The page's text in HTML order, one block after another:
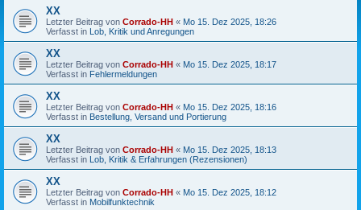
XX
Letzter Beitrag von Corrado-HH « Mo 15. Dez 2025, 18:26
Verfasst in Lob, Kritik und Anregungen
XX
Letzter Beitrag von Corrado-HH « Mo 15. Dez 2025, 18:17
Verfasst in Fehlermeldungen
XX
Letzter Beitrag von Corrado-HH « Mo 15. Dez 2025, 18:16
Verfasst in Bestellung, Versand und Portierung
XX
Letzter Beitrag von Corrado-HH « Mo 15. Dez 2025, 18:13
Verfasst in Lob, Kritik & Erfahrungen (Rezensionen)
XX
Letzter Beitrag von Corrado-HH « Mo 15. Dez 2025, 18:12
Verfasst in Mobilfunktechnik